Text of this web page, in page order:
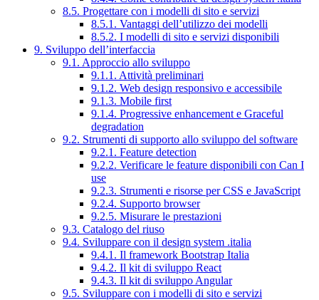
8.5. Progettare con i modelli di sito e servizi
8.5.1. Vantaggi dell’utilizzo dei modelli
8.5.2. I modelli di sito e servizi disponibili
9. Sviluppo dell’interfaccia
9.1. Approccio allo sviluppo
9.1.1. Attività preliminari
9.1.2. Web design responsivo e accessibile
9.1.3. Mobile first
9.1.4. Progressive enhancement e Graceful
degradation
9.2. Strumenti di supporto allo sviluppo del software
9.2.1. Feature detection
9.2.2. Verificare le feature disponibili con Can I
use
9.2.3. Strumenti e risorse per CSS e JavaScript
9.2.4. Supporto browser
9.2.5. Misurare le prestazioni
9.3. Catalogo del riuso
9.4. Sviluppare con il design system .italia
9.4.1. Il framework Bootstrap Italia
9.4.2. Il kit di sviluppo React
9.4.3. Il kit di sviluppo Angular
9.5. Sviluppare con i modelli di sito e servizi